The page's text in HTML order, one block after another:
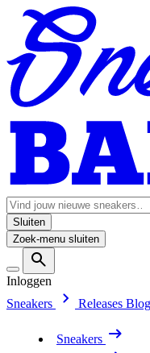
Sluiten
Zoek-menu sluiten
Inloggen
Sneakers
Releases Blog
Sneakers